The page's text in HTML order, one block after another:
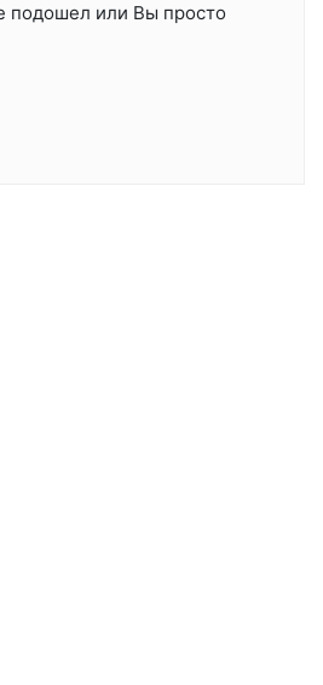
подошел или Вы просто